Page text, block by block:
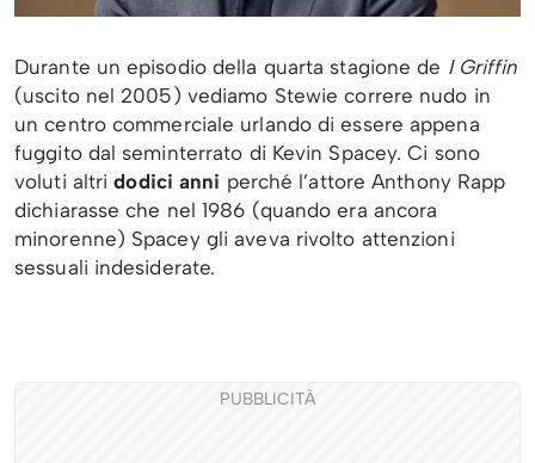
Durante un episodio della quarta stagione de I Griffin
(uscito nel 2005) vediamo Stewie correre nudo in
un centro commerciale urlando di essere appena
fuggito dal seminterrato di Kevin Spacey. Ci sono
voluti altri dodici anni perché l’attore Anthony Rapp
dichiarasse che nel 1986 (quando era ancora
minorenne) Spacey gli aveva rivolto attenzioni
sessuali indesiderate.
PUBBLICITÀ